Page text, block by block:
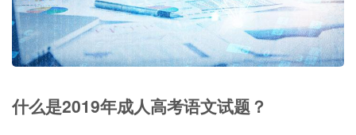
什么是2019年成人高考语文试题？